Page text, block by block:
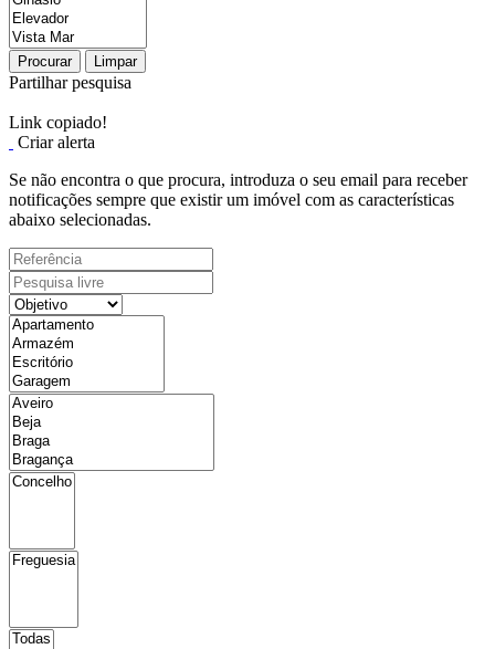
Procurar Limpar
Partilhar pesquisa
Link copiado!
Criar alerta
Se não encontra o que procura, introduza o seu email para receber
notificações sempre que existir um imóvel com as características
abaixo selecionadas.